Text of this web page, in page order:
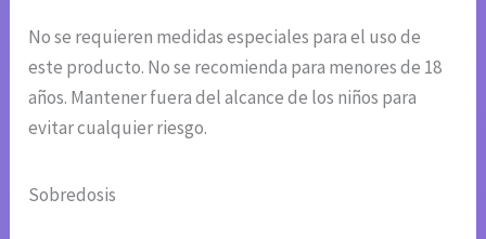
No se requieren medidas especiales para el uso de
este producto. No se recomienda para menores de 18
años. Mantener fuera del alcance de los niños para
evitar cualquier riesgo.
Sobredosis